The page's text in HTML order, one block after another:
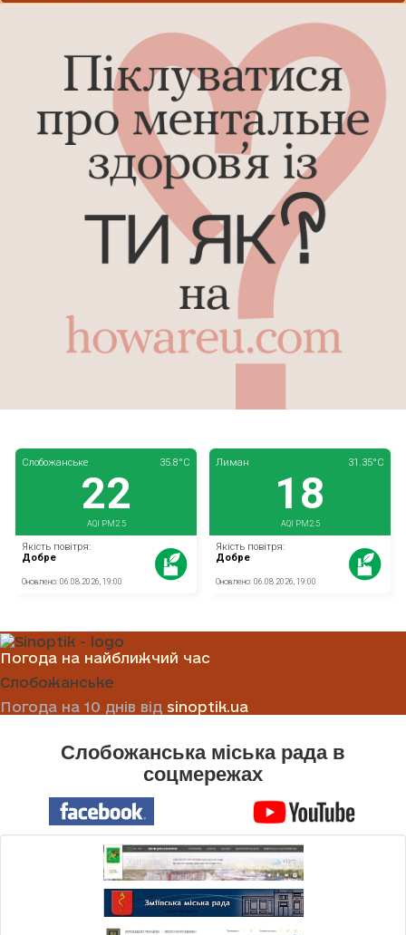
Погода на найближчий час
Слобожанське
Погода на 10 днів від sinoptik.ua
Слобожанська міська рада в
соцмережах